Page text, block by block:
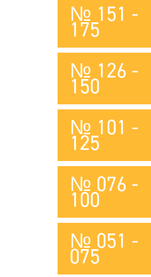
№ 051 -
075
№ 076 -
100
№ 101 -
125
№ 126 -
150
№ 151 -
175